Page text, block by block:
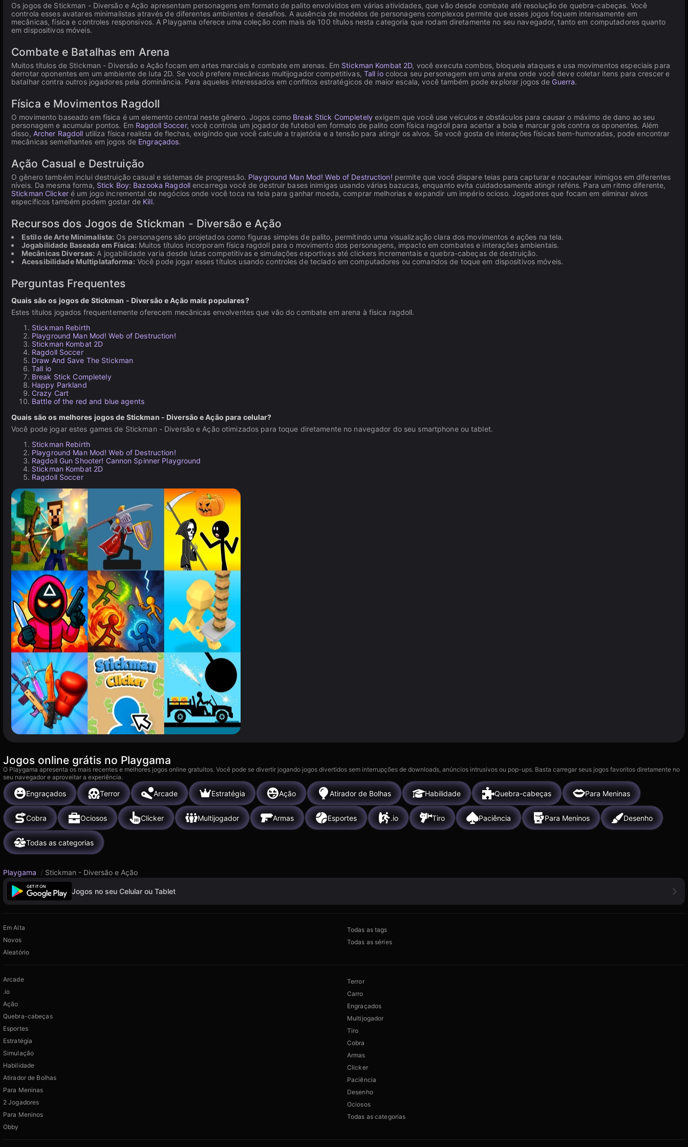
Os jogos de Stickman - Diversão e Ação apresentam personagens em formato de palito envolvidos em várias atividades, que vão desde combate até resolução de quebra-cabeças. Você
controla esses avatares minimalistas através de diferentes ambientes e desafios. A ausência de modelos de personagens complexos permite que esses jogos foquem intensamente em
mecânicas, física e controles responsivos. A Playgama oferece uma coleção com mais de 100 títulos nesta categoria que rodam diretamente no seu navegador, tanto em computadores quanto
em dispositivos móveis.
Combate e Batalhas em Arena
Muitos títulos de Stickman - Diversão e Ação focam em artes marciais e combate em arenas. Em Stickman Kombat 2D, você executa combos, bloqueia ataques e usa movimentos especiais para
derrotar oponentes em um ambiente de luta 2D. Se você prefere mecânicas multijogador competitivas, Tall iocoloca seu personagem em uma arena onde você deve coletar itens para crescer e
batalhar contra outros jogadores pela dominância. Para aqueles interessados em conflitos estratégicos de maior escala, você também pode explorar jogos de Guerra.
Física e Movimentos Ragdoll
O movimento baseado em física é um elemento central neste gênero. Jogos como Break Stick Completelyexigem que você use veículos e obstáculos para causar o máximo de dano ao seu
personagem e acumular pontos. Em Ragdoll Soccer, você controla um jogador de futebol em formato de palito com física ragdoll para acertar a bola e marcar gols contra os oponentes. Além
disso, Archer Ragdoll utiliza física realista de flechas, exigindo que você calcule a trajetória e a tensão para atingir os alvos. Se você gosta de interações físicas bem-humoradas, pode encontrar
mecânicas semelhantes em jogos de Engraçados.
Ação Casual e Destruição
O gênero também inclui destruição casual e sistemas de progressão. Playground Man Mod! Web of Destruction! permite que você dispare teias para capturar e nocautear inimigos em diferentes
níveis. Da mesma forma, Stick Boy: Bazooka Ragdoll encarrega você de destruir bases inimigas usando várias bazucas, enquanto evita cuidadosamente atingir reféns. Para um ritmo diferente,
Stickman Clickeré um jogo incremental de negócios onde você toca na tela para ganhar moeda, comprar melhorias e expandir um império ocioso. Jogadores que focam em eliminar alvos
específicos também podem gostar de Kill.
Recursos dos Jogos de Stickman - Diversão e Ação
Estilo de Arte Minimalista: Os personagens são projetados como figuras simples de palito, permitindo uma visualização clara dos movimentos e ações na tela.
Jogabilidade Baseada em Física: Muitos títulos incorporam física ragdoll para o movimento dos personagens, impacto em combates e interações ambientais.
Mecânicas Diversas: A jogabilidade varia desde lutas competitivas e simulações esportivas até clickers incrementais e quebra-cabeças de destruição.
Acessibilidade Multiplataforma: Você pode jogar esses títulos usando controles de teclado em computadores ou comandos de toque em dispositivos móveis.
Perguntas Frequentes
Quais são os jogos de Stickman - Diversão e Ação mais populares?
Estes títulos jogados frequentemente oferecem mecânicas envolventes que vão do combate em arena à física ragdoll.
Stickman Rebirth
Playground Man Mod! Web of Destruction!
Stickman Kombat 2D
Ragdoll Soccer
Draw And Save The Stickman
Tall io
Break Stick Completely
Happy Parkland
Crazy Cart
Battle of the red and blue agents
Quais são os melhores jogos de Stickman - Diversão e Ação para celular?
Você pode jogar estes games de Stickman - Diversão e Ação otimizados para toque diretamente no navegador do seu smartphone ou tablet.
Stickman Rebirth
Playground Man Mod! Web of Destruction!
Ragdoll Gun Shooter! Cannon Spinner Playground
Stickman Kombat 2D
Ragdoll Soccer
Jogos online grátis no Playgama
O Playgama apresenta os mais recentes e melhores jogos online gratuitos. Você pode se divertir jogando jogos divertidos sem interrupções de downloads, anúncios intrusivos ou pop-ups. Basta carregar seus jogos favoritos diretamente no
seu navegador e aproveitar a experiência.
Engraçados Terror Arcade Estratégia Ação Atirador de Bolhas Habilidade Quebra-cabeças Para Meninas
Cobra Ociosos Clicker Multijogador Armas Esportes .io Tiro Paciência Para Meninos Desenho
Todas as categorias
Playgama / Stickman - Diversão e Ação
Jogos no seu Celular ou Tablet
Em Alta
Novos
Aleatório
Todas as tags
Todas as séries
Arcade
.io
Ação
Quebra-cabeças
Esportes
Estratégia
Simulação
Habilidade
Atirador de Bolhas
Para Meninas
2 Jogadores
Para Meninos
Obby
Terror
Carro
Engraçados
Multijogador
Tiro
Cobra
Armas
Clicker
Paciência
Desenho
Ociosos
Todas as categorias